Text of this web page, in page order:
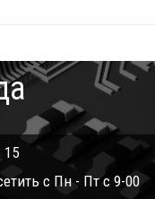
15
с Пн - Пт с 9-00